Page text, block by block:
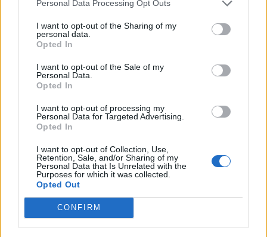
Personal Data Processing Opt Outs
I want to opt-out of the Sharing of my
personal data.
Opted In
I want to opt-out of the Sale of my
Personal Data.
Opted In
I want to opt-out of processing my
Personal Data for Targeted Advertising.
Opted In
I want to opt-out of Collection, Use,
Retention, Sale, and/or Sharing of my
Personal Data that Is Unrelated with the
Purposes for which it was collected.
Opted Out
CONFIRM